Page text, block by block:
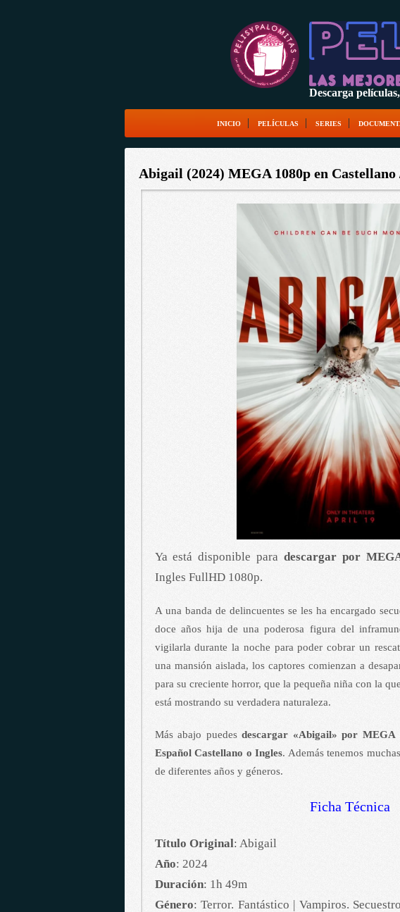
Descarga
INICIO PELÍCULAS SERIES
Abigail (2024) MEGA 1080p en Castellano
Ya está disponible paradescargar por
Ingles FullHD 1080p.
A una banda de delincuentes se les ha encargado
doce años hija de una poderosa figura del
vigilarla durante la noche para poder cobrar un
una mansión aislada, los captores comienzan a
para su creciente horror, que la pequeña niña con la
está mostrando su verdadera naturaleza.
Más abajo puedesdescargar «Abigail» por MEGA
Español Castellano o Ingles. Además tenemos
de diferentes años y géneros.
Ficha Técnica
Título Original: Abigail
Año: 2024
Duración: 1h 49m
Género: Terror. Fantástico | Vampiros.